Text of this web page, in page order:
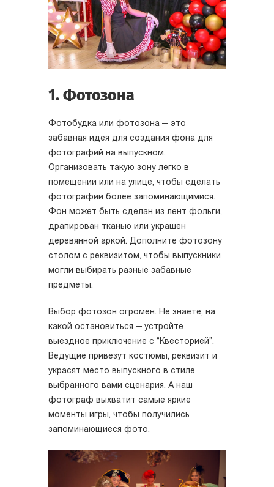
1. Фотозона
Фотобудка или фотозона — это
забавная идея для создания фона для
фотографий на выпускном.
Организовать такую зону легко в
помещении или на улице, чтобы сделать
фотографии более запоминающимися.
Фон может быть сделан из лент фольги,
драпирован тканью или украшен
деревянной аркой. Дополните фотозону
столом с реквизитом, чтобы выпускники
могли выбирать разные забавные
предметы.
Выбор фотозон огромен. Не знаете, на
какой остановиться — устройте
выездное приключение с “Квесторией”.
Ведущие привезут костюмы, реквизит и
украсят место выпускного в стиле
выбранного вами сценария. А наш
фотограф выхватит самые яркие
моменты игры, чтобы получились
запоминающиеся фото.